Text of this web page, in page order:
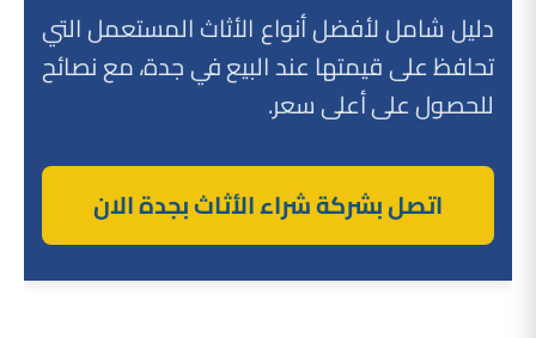
دليل شامل لأفضل أنواع الأثاث المستعمل التي
تحافظ على قيمتها عند البيع في جدة، مع نصائح
للحصول على أعلى سعر.
اتصل بشركة شراء الأثاث بجدة الان